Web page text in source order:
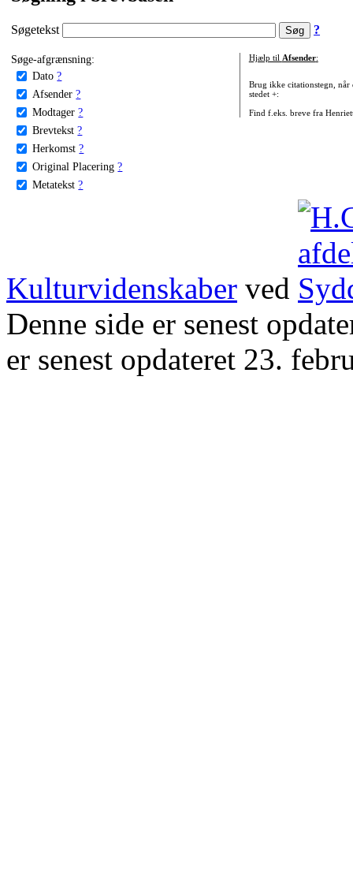
Søgetekst ?
Søge-afgrænsning:
Dato ?
Afsender ?
Modtager ?
Brevtekst ?
Herkomst ?
Original Placering ?
Metatekst ?
Hjælp til Afsender:
Brug ikke citationstegn, når
stedet +:
Find f.eks. breve fra
Kulturvidenskaber ved
Denne side er senest
er senest opdateret 23.